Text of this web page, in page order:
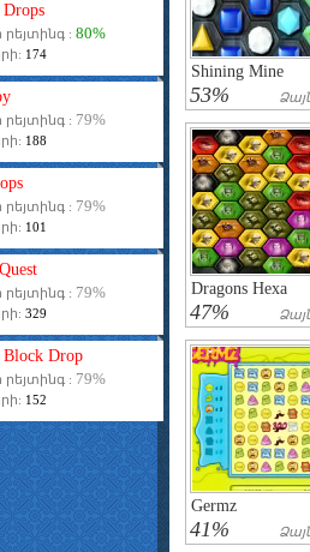
: 80%
174
: 79%
188
: 79%
101
: 79%
329
Block Drop
: 79%
152
Shining Mine
53%
Dragons Hexa
47%
Germz
41%